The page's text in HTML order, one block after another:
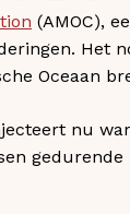
(AMOC),
Het
Oceaan
nu